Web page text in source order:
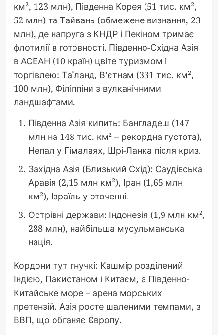
км², 123 млн), Південна Корея (51 тис. км²,
52 млн) та Тайвань (обмежене визнання, 23
млн), де напруга з КНДР і Пекіном тримає
флотилії в готовності. Південно-Східна Азія
в АСЕАН (10 країн) цвіте туризмом і
торгівлею: Таїланд, В’єтнам (331 тис. км²,
100 млн), Філіппіни з вулканічними
ландшафтами.
Південна Азія кипить: Бангладеш (147
млн на 148 тис. км² – рекордна густота),
Непал у Гімалаях, Шрі-Ланка після криз.
Західна Азія (Близький Схід): Саудівська
Аравія (2,15 млн км²), Іран (1,65 млн
км²), Ізраїль у оточенні.
Острівні держави: Індонезія (1,9 млн км²,
288 млн), найбільша мусульманська
нація.
Кордони тут гнучкі: Кашмір розділений
Індією, Пакистаном і Китаєм, а Південно-
Китайське море – арена морських
претензій. Азія росте шаленими темпами, з
ВВП, що обганяє Європу.